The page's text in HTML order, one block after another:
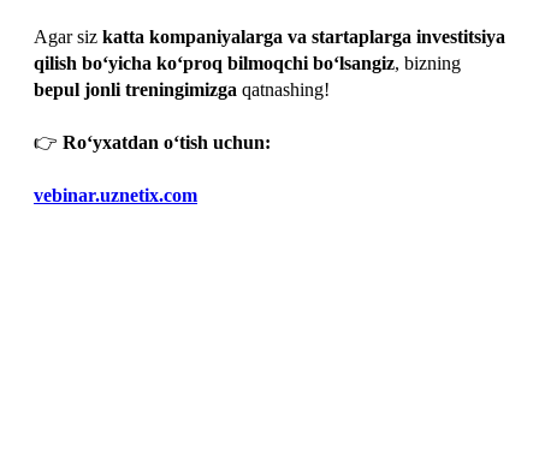
Agar siz katta kompaniyalarga va startaplarga investitsiya
qilish bo‘yicha ko‘proq bilmoqchi bo‘lsangiz, bizning
bepul jonli treningimizga qatnashing!
👉 Ro‘yxatdan o‘tish uchun:
vebinar.uznetix.com